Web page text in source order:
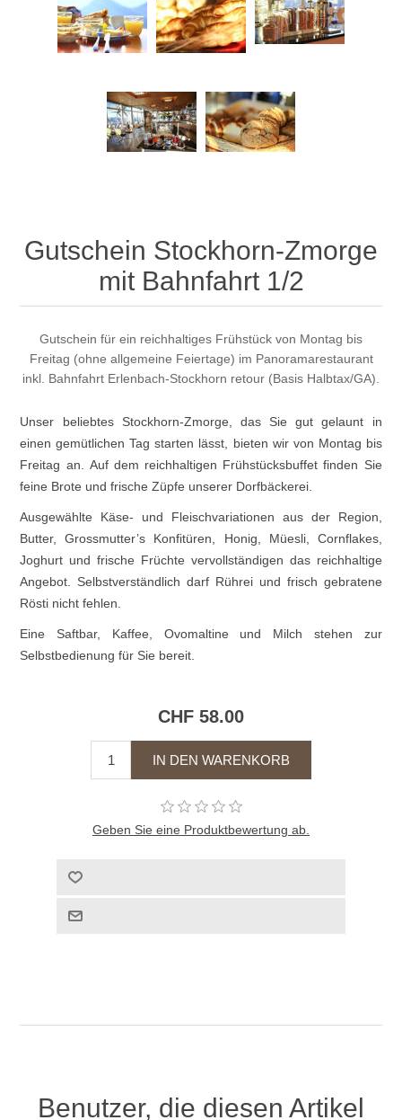
Gutschein Stockhorn-Zmorge
mit Bahnfahrt 1/2
Gutschein für ein reichhaltiges Frühstück von Montag bis
Freitag (ohne allgemeine Feiertage) im Panoramarestaurant
inkl. Bahnfahrt Erlenbach-Stockhorn retour (Basis Halbtax/GA).
Unser beliebtes Stockhorn-Zmorge, das Sie gut gelaunt in
einen gemütlichen Tag starten lässt, bieten wir von Montag bis
Freitag an. Auf dem reichhaltigen Frühstücksbuffet finden Sie
feine Brote und frische Züpfe unserer Dorfbäckerei.
Ausgewählte Käse- und Fleischvariationen aus der Region,
Butter, Grossmutter’s Konfitüren, Honig, Müesli, Cornflakes,
Joghurt und frische Früchte vervollständigen das reichhaltige
Angebot. Selbstverständlich darf Rührei und frisch gebratene
Rösti nicht fehlen.
Eine Saftbar, Kaffee, Ovomaltine und Milch stehen zur
Selbstbedienung für Sie bereit.
CHF 58.00
Geben Sie eine Produktbewertung ab.
Benutzer, die diesen Artikel